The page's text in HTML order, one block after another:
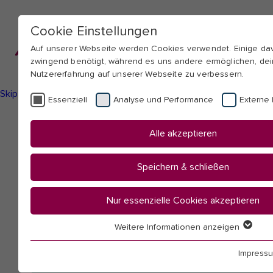
Skip to main navigation Skip to main content Skip to page footer
here:
Startseite
Mitarbeitendenübersicht
Cookie Einstellungen
Auf unserer Webseite werden Cookies verwendet. Einige
zwingend benötigt, während es uns andere ermöglichen,
Nutzererfahrung auf unserer Webseite zu verbessern.
Essenziell Analyse und Performance Externe
Alle akzeptieren
Speichern & schließen
Nur essenzielle Cookies akzeptieren
Essenzielle Cookies werden für grundlegende Funktionen
Weitere Informationen anzeigen